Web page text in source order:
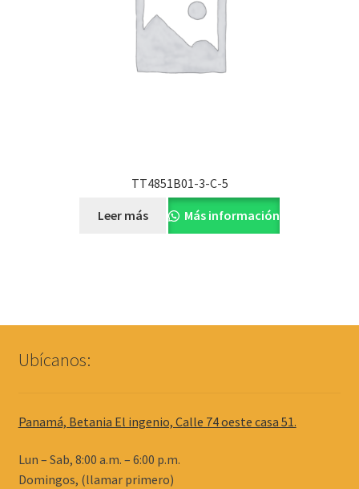
TT4851B01-3-C-5
Leer más Más información
Ubícanos:
Panamá, Betania El ingenio, Calle 74 oeste casa 51.
Lun – Sab, 8:00 a.m. – 6:00 p.m.
Domingos, (llamar primero)